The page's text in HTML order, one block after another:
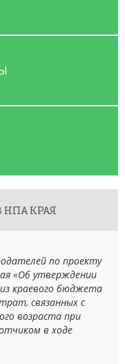
НПА КРАЯ
по проекту
«Об утверждении
краевого бюджета
связанных с
возраста при
в ходе